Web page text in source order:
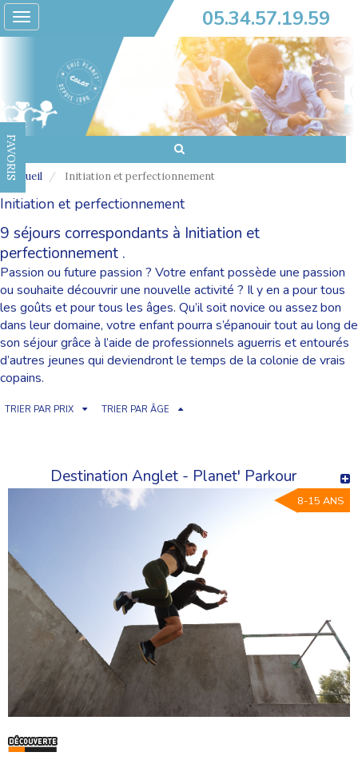
Toggle
navigation
05.34.57.19.59
FAVORIS
Accueil Initiation et perfectionnement
Initiation et perfectionnement
9 séjours correspondants à Initiation et
perfectionnement .
Passion ou future passion ? Votre enfant possède une passion
ou souhaite découvrir une nouvelle activité ? Il y en a pour tous
les goûts et pour tous les âges. Qu’il soit novice ou assez bon
dans leur domaine, votre enfant pourra s’épanouir tout au long de
son séjour grâce à l’aide de professionnels aguerris et entourés
d’autres jeunes qui deviendront le temps de la colonie de vrais
copains.
TRIER PAR PRIX TRIER PAR ÂGE
Destination Anglet - Planet' Parkour
8-15 ANS